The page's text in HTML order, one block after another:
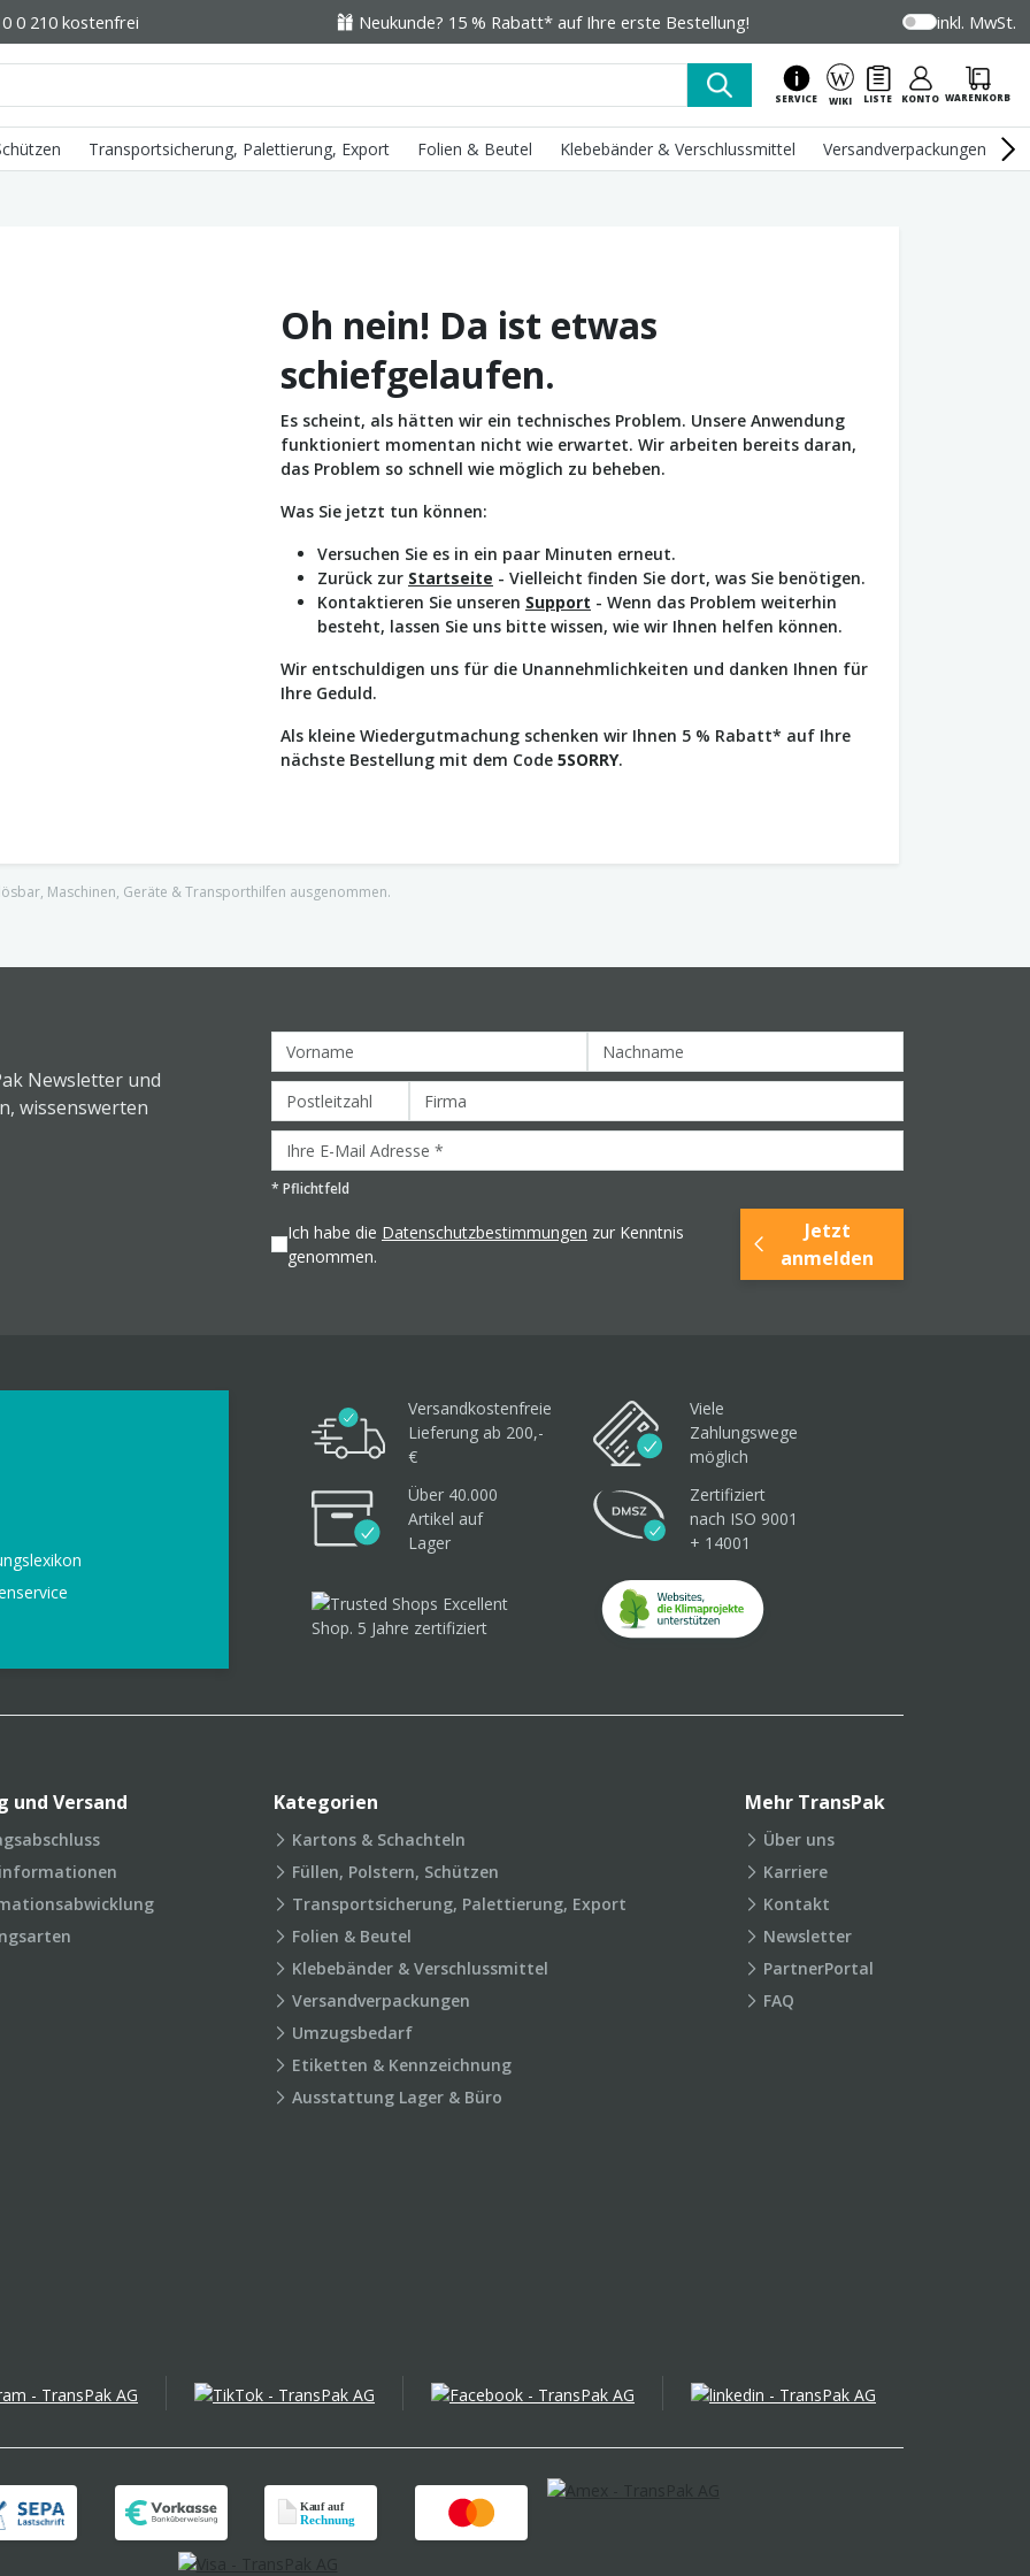
0 210 kostenfrei Neukunde? 15 % Rabatt* auf Ihre erste Bestellung! inkl. MwSt.
SERVICE WIKI LISTE KONTO WARENKORB
Transportsicherung, Palettierung, Export Folien & Beutel Klebebänder & Verschlussmittel Versandverpackungen
Oh nein! Da ist etwas
schiefgelaufen.
Es scheint, als hätten wir ein technisches Problem. Unsere Anwendung
funktioniert momentan nicht wie erwartet. Wir arbeiten bereits daran,
das Problem so schnell wie möglich zu beheben.
Was Sie jetzt tun können:
Versuchen Sie es in ein paar Minuten erneut.
Zurück zur Startseite - Vielleicht finden Sie dort, was Sie benötigen.
Kontaktieren Sie unseren Support - Wenn das Problem weiterhin
besteht, lassen Sie uns bitte wissen, wie wir Ihnen helfen können.
Wir entschuldigen uns für die Unannehmlichkeiten und danken Ihnen für
Ihre Geduld.
Als kleine Wiedergutmachung schenken wir Ihnen 5 % Rabatt* auf Ihre
nächste Bestellung mit dem Code 5SORRY.
Maschinen, Geräte & Transporthilfen ausgenommen.
Newsletter und
wissenswerten
* Pflichtfeld
Ich habe die Datenschutzbestimmungen zur Kenntnis
genommen.
Jetzt
anmelden
Versandkostenfreie
Lieferung ab 200,-
€
Viele
Zahlungswege
möglich
Über 40.000
Artikel auf
Lager
Zertifiziert
nach ISO 9001
+ 14001
und Versand Kategorien
Kartons & Schachteln
Füllen, Polstern, Schützen
Transportsicherung, Palettierung, Export
Folien & Beutel
Klebebänder & Verschlussmittel
Versandverpackungen
Umzugsbedarf
Etiketten & Kennzeichnung
Ausstattung Lager & Büro
Mehr TransPak
Über uns
Karriere
Kontakt
Newsletter
PartnerPortal
FAQ